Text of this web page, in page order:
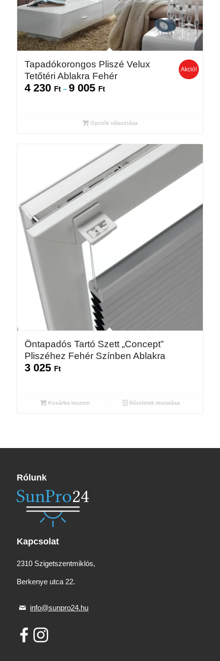
Tapadókorongos Pliszé Velux
Tetőtéri Ablakra Fehér
4 230 Ft – 9 005 FtÁrtartomány:
-
005 Ft
Akció!
Opciók választása
Öntapadós Tartó Szett „Concept”
Pliszéhez Fehér Színben Ablakra
3 025 Ft
Kosárba teszem Részletek mutatása
Rólunk
Kapcsolat
2310 Szigetszentmiklós,
Berkenye utca 22.
info@sunpro24.hu